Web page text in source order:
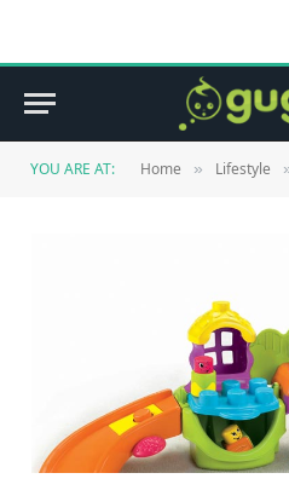
YOU ARE AT: Home » Lifestyle